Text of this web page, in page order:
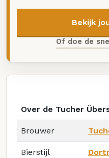
Bekijk
Of doe de
Over de Tucher
Brouwer
Bierstijl